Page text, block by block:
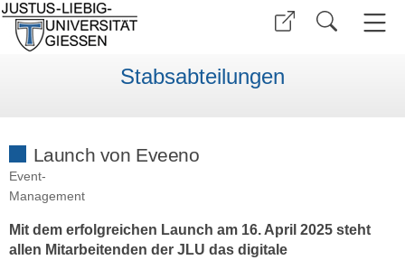
Stabsabteilungen
Launch von Eveeno
Event-
Management
Mit dem erfolgreichen Launch am 16. April 2025 steht
allen Mitarbeitenden der JLU das digitale